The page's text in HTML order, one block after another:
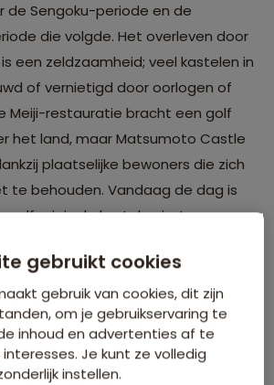
de Sengoku-periode en de
die volgde. Het overleven door
een zeldzaamheid; veel kastelen in
of vernietigd door oorlogen of
Meiji-restauratie bracht een golf
het land, maar Matsumoto Castle
plaatselijke bewoners die zich
te behouden. Vandaag de dag is
originele kastelen in Japan, een
aan feodale heersers, hun
nalatenschap.
gebruikt cookies
gebruik van cookies, dit zijn
om je gebruikservaring te
inhoud en advertenties af te
Je kunt ze volledig
instellen.